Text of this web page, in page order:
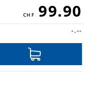
99.90
-.--